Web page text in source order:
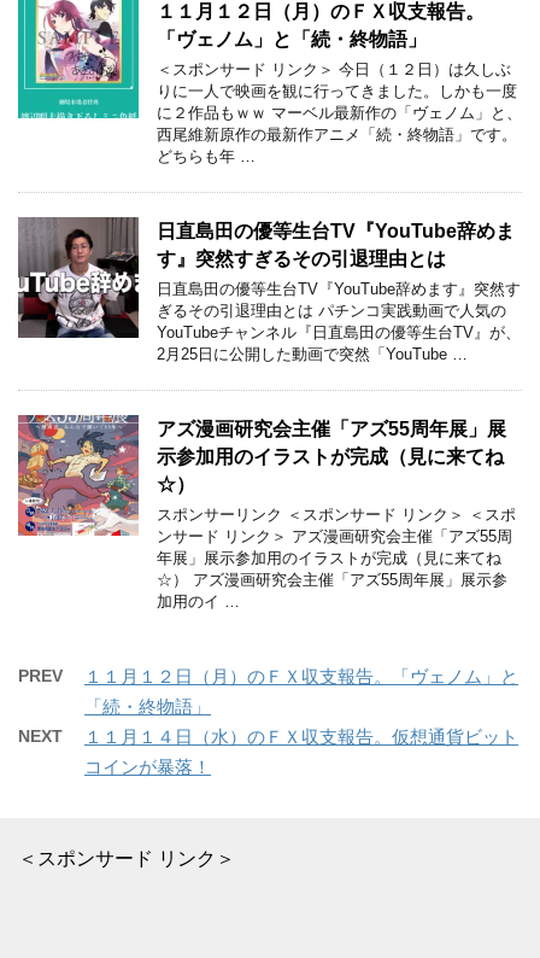
１１月１２日（月）のＦＸ収支報告。
「ヴェノム」と「続・終物語」
＜スポンサード リンク＞ 今日（１２日）は久しぶ
りに一人で映画を観に行ってきました。しかも一度
に２作品もｗｗ マーベル最新作の「ヴェノム」と、
西尾維新原作の最新作アニメ「続・終物語」です。
どちらも年 …
日直島田の優等生台TV『YouTube辞めま
す』突然すぎるその引退理由とは
日直島田の優等生台TV『YouTube辞めます』突然す
ぎるその引退理由とは パチンコ実践動画で人気の
YouTubeチャンネル『日直島田の優等生台TV』が、
2月25日に公開した動画で突然「YouTube …
アズ漫画研究会主催「アズ55周年展」展
示参加用のイラストが完成（見に来てね
☆）
スポンサーリンク ＜スポンサード リンク＞ ＜スポ
ンサード リンク＞ アズ漫画研究会主催「アズ55周
年展」展示参加用のイラストが完成（見に来てね
☆） アズ漫画研究会主催「アズ55周年展」展示参
加用のイ …
PREV
１１月１２日（月）のＦＸ収支報告。「ヴェノム」と
「続・終物語」
NEXT
１１月１４日（水）のＦＸ収支報告。仮想通貨ビット
コインが暴落！
＜スポンサード リンク＞